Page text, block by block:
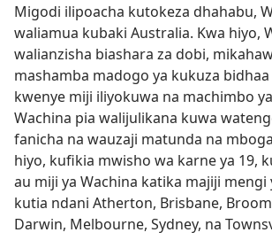
Migodi ilipoacha kutokeza dhahabu,
waliamua kubaki Australia. Kwa hiyo,
walianzisha biashara za dobi,
mashamba madogo ya kukuza
kwenye miji iliyokuwa na machimbo
Wachina pia walijulikana kuwa
fanicha na wauzaji matunda na
hiyo, kufikia mwisho wa karne ya 19,
au miji ya Wachina katika majiji mengi
kutia ndani Atherton, Brisbane,
Darwin, Melbourne, Sydney, na